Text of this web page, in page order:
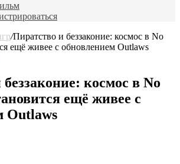
/Пиратство и беззаконие: космос в No
ещё живее с обновлением Outlaws
космос в No
ещё живее с
Outlaws